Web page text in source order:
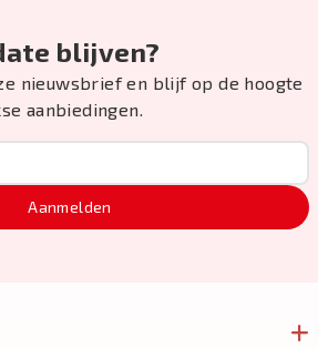
blijven?
nieuwsbrief en blijf op de hoogte
aanbiedingen.
Aanmelden